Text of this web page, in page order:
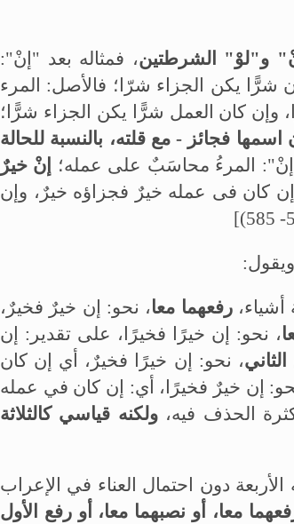
و"لوْ" الشرطتين، فمثاله بعد "إنْ":
شرًّا يكن الجزاء شرّا؛ فالأصل: المرء
وإن كان العمل شرًّا يكن الجزاء شرًّا؛
فجائز - مع قلته، بالنسبة للحالة
"إنْ": المرءُ محاسَبٌ على عمله؛
إنْ خيرٌ
كان فى عمله خيرٌ فجزاؤه خيرٌ، وإن
أشياء،رفعهما معا، نحو: إن خيرٌ فخيرٌ،
، نحو: إن خيرًا فخيرًا، على تقدير: إن
، نحو: إن خيرًا فخيرٌ، أي إن كان
إن خيرٌ فخيرًا، أي: إن كان في عمله
الحذف فيه،ولكنه قياسي كالثلاثة
دون احتمال العناء في الإعراب
معا، أو نصبهما معا، أو رفع الأول